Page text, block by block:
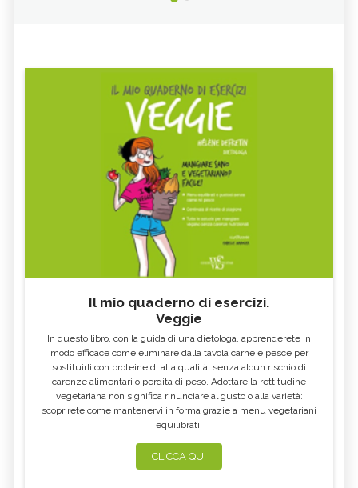
Il mio quaderno di esercizi.
Veggie
In questo libro, con la guida di una dietologa, apprenderete in
modo efficace come eliminare dalla tavola carne e pesce per
sostituirli con proteine di alta qualità, senza alcun rischio di
carenze alimentari o perdita di peso. Adottare la rettitudine
vegetariana non significa rinunciare al gusto o alla varietà:
scoprirete come mantenervi in forma grazie a menu vegetariani
equilibrati!
CLICCA QUI